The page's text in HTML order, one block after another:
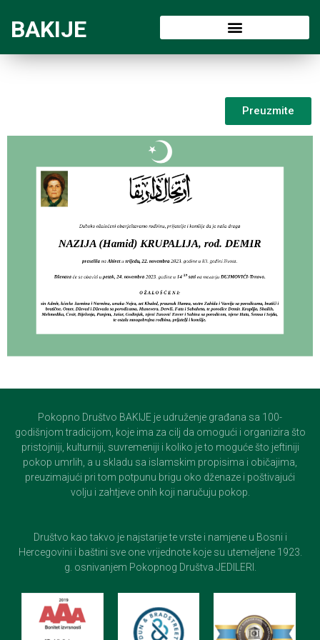
BAKIJE
Preuzmite
Pokopno Društvo BAKIJE je udruženje građana sa 100-
godišnjom tradicijom, koje ima za cilj da omogući i organizira što
pristojniji, kulturniji, suvremeniji i koliko je to moguće što jeftiniji
pokop umrlih, a u skladu sa islamskim propisima i običajima,
preuzimajući pri tom potpunu brigu oko dženaze i poštivajući
volju i zahtjeve onih koji naručuju pokop.
Društvo kao takvo je najstarije te vrste i namjene u Bosni i
Hercegovini i baštini sve one vrijednote koje su utemeljene 1923.
g. osnivanjem Pokopnog Društva JEDILERI.